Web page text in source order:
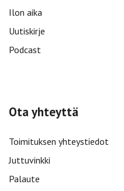
Ilon aika
Uutiskirje
Podcast
Ota yhteyttä
Toimituksen yhteystiedot
Juttuvinkki
Palaute